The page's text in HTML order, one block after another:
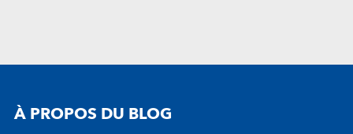
À PROPOS DU BLOG